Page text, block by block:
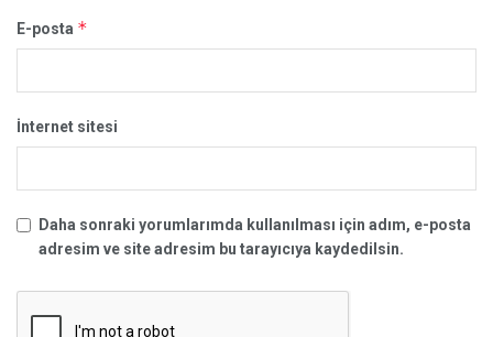
E-posta *
İnternet sitesi
Daha sonraki yorumlarımda kullanılması için adım, e-posta
adresim ve site adresim bu tarayıcıya kaydedilsin.